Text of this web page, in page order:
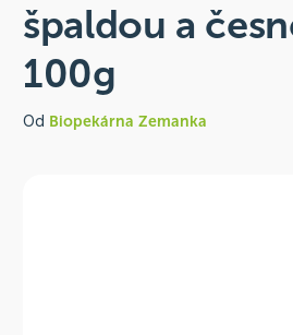
špaldou a
100g
Od Biopekárna Zemanka